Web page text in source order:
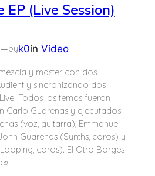
EP (Live Session)
—byk0in Video
y master con dos
y sincronizando dos
Todos los temas fueron
Carlo Guarenas y ejecutados
(voz, guitarra), Emmanuel
Guarenas (Synths, coros) y
coros). El Otro Borges